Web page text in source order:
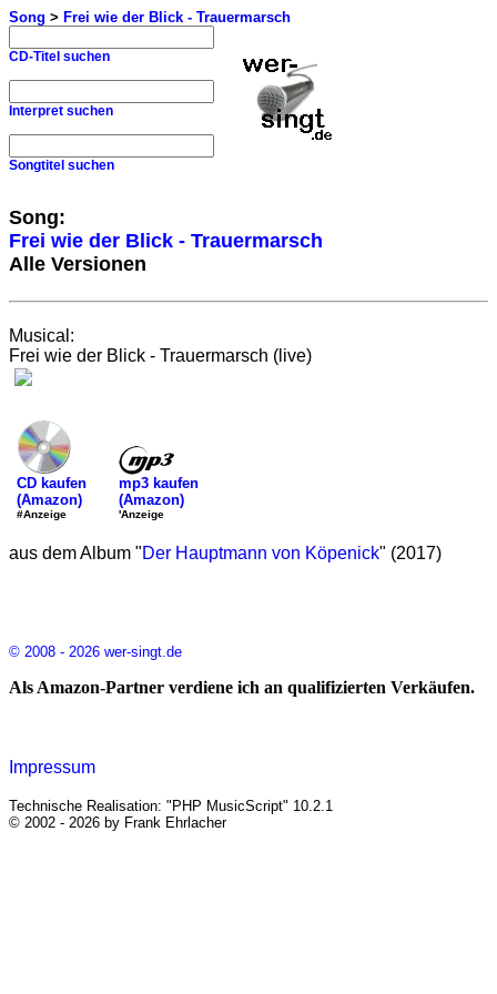
Song > Frei wie der Blick - Trauermarsch
CD-Titel suchen
Interpret suchen
Songtitel suchen
Song:
Frei wie der Blick - Trauermarsch
Alle Versionen
Musical:
Frei wie der Blick - Trauermarsch (live)
CD kaufen
(Amazon)
#Anzeige
mp3 kaufen
(Amazon)
'Anzeige
aus dem Album "Der Hauptmann von Köpenick" (2017)
© 2008 - 2026 wer-singt.de
Als Amazon-Partner verdiene ich an qualifizierten Verkäufen.
Impressum
Technische Realisation: "PHP MusicScript" 10.2.1
© 2002 - 2026 by Frank Ehrlacher